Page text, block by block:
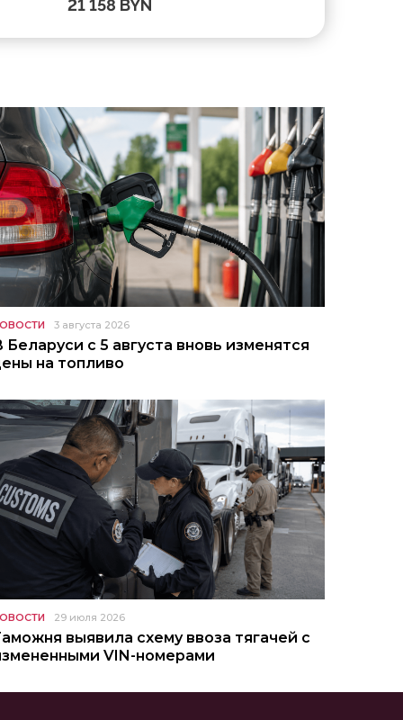
21 158 BYN
3 августа 2026
Беларуси с 5 августа вновь изменятся
на топливо
29 июля 2026
выявила схему ввоза тягачей с
VIN-номерами